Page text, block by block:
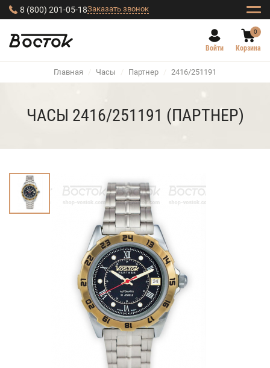
8 (800) 201-05-18Заказать звонок
Войти
0
Корзина
Главная / Часы / Партнер / 2416/251191
ЧАСЫ 2416/251191 (ПАРТНЕР)